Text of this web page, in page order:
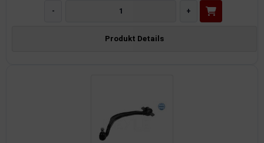
- +
Produkt Details